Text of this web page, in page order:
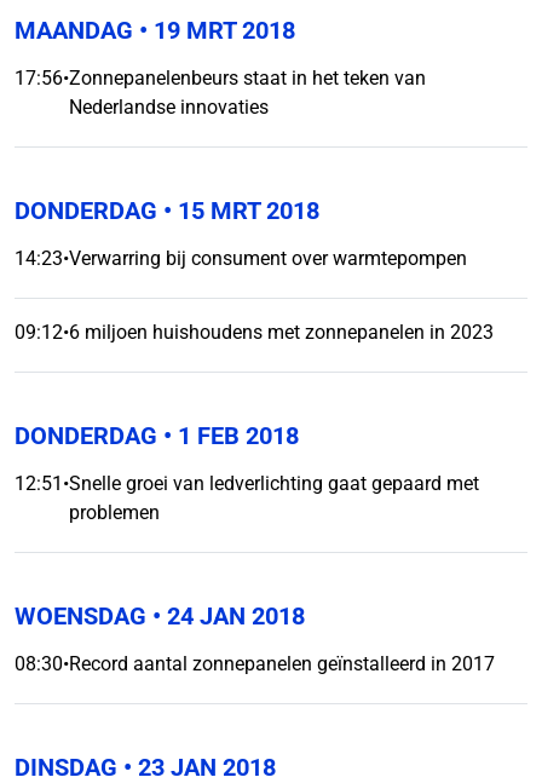
MAANDAG • 19 MRT 2018
17:56•Zonnepanelenbeurs staat in het teken van
Nederlandse innovaties
DONDERDAG • 15 MRT 2018
14:23•Verwarring bij consument over warmtepompen
09:12•6 miljoen huishoudens met zonnepanelen in 2023
DONDERDAG • 1 FEB 2018
12:51 •Snelle groei van ledverlichting gaat gepaard met
problemen
WOENSDAG • 24 JAN 2018
08:30•Record aantal zonnepanelen geïnstalleerd in 2017
DINSDAG • 23 JAN 2018